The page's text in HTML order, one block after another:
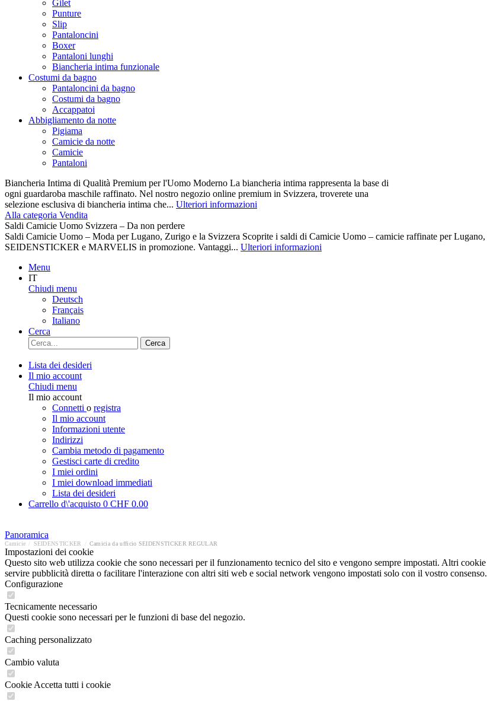
Gilet
Punture
Slip
Pantaloncini
Boxer
Pantaloni lunghi
Biancheria intima funzionale
Costumi da bagno
Pantaloncini da bagno
Costumi da bagno
Accappatoi
Abbigliamento da notte
Pigiama
Camicie da notte
Camicie
Pantaloni
Biancheria Intima di Qualità Premium per l'Uomo Moderno La biancheria intima rappresenta la base di
ogni guardaroba maschile raffinato. Nel nostro negozio online premium in Svizzera, troverete una
selezione esclusiva di biancheria intima che... Ulteriori informazioni
Alla categoria Vendita
Saldi Camicie Uomo Svizzera – Da non perdere
Saldi Camicie Uomo – Moda per Lugano, Zurigo e la Svizzera Scoprite i saldi di Camicie Uomo – camicie raffinate per
SEIDENSTICKER e MARVELIS in promozione. Vantaggi... Ulteriori informazioni
Menu
IT
Chiudi menu
Deutsch
Français
Italiano
Cerca
Cerca
Lista dei desideri
Il mio account
Chiudi menu
Il mio account
Connetti o registra
Il mio account
Informazioni utente
Indirizzi
Cambia metodo di pagamento
Gestisci carte di credito
I miei ordini
I miei download immediati
Lista dei desideri
Carrello d\'acquisto 0 CHF 0.00
Panoramica
Camicie SEIDENSTICKER Camicia da ufficio SEIDENSTICKER REGULAR
Impostazioni dei cookie
Questo sito web utilizza cookie che sono necessari per il funzionamento tecnico del sito e vengono sempre impostati. Altri
servire pubblicità diretta o facilitare l'interazione con altri siti web e social network vengono impostati solo con il vostro consenso.
Configurazione
Tecnicamente necessario
Questi cookie sono necessari per le funzioni di base del negozio.
Caching personalizzato
Cambio valuta
Cookie Accetta tutti i cookie